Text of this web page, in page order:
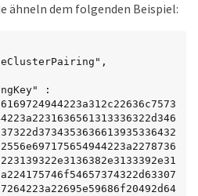
ähneln dem folgenden Beispiel: